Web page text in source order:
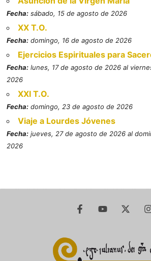
Fecha: sábado, 15 de agosto de 2026
XX T.O.
Fecha: domingo, 16 de agosto de 2026
Ejercicios Espirituales para
Fecha: lunes, 17 de agosto de 2026 al
2026
XXI T.O.
Fecha: domingo, 23 de agosto de 2026
Viaje a Lourdes Jóvenes
Fecha: jueves, 27 de agosto de 2026 al
2026